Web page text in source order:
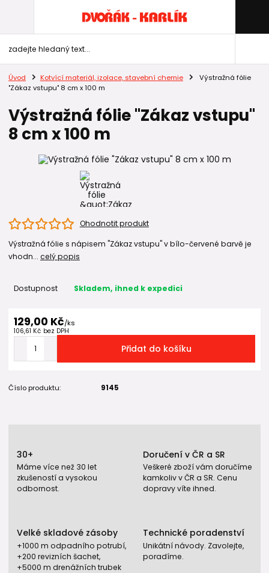
Úvod Kotvící materiál, izolace, stavební chemie
Výstražná fólie
"Zákaz vstupu" 8 cm x 100 m
Výstražná fólie "Zákaz vstupu"
8 cm x 100 m
Ohodnotit produkt
Výstražná fólie s nápisem "Zákaz vstupu" v bílo-červené barvě je
vhodn... celý popis
Dostupnost Skladem, ihned k expedici
129,00 Kč/ks
106,61 Kč bez DPH
Přidat do košíku
Číslo produktu: 9145
30+
Máme více než 30 let
zkušeností a vysokou
odbornost.
Doručení v ČR a SR
Veškeré zboží vám doručíme
kamkoliv v ČR a SR. Cenu
dopravy víte ihned.
Velké skladové zásoby
+1000 m odpadního potrubí,
+200 revizních šachet,
+5000 m drenážních trubek
Technické poradenství
Unikátní návody. Zavolejte,
poradíme.